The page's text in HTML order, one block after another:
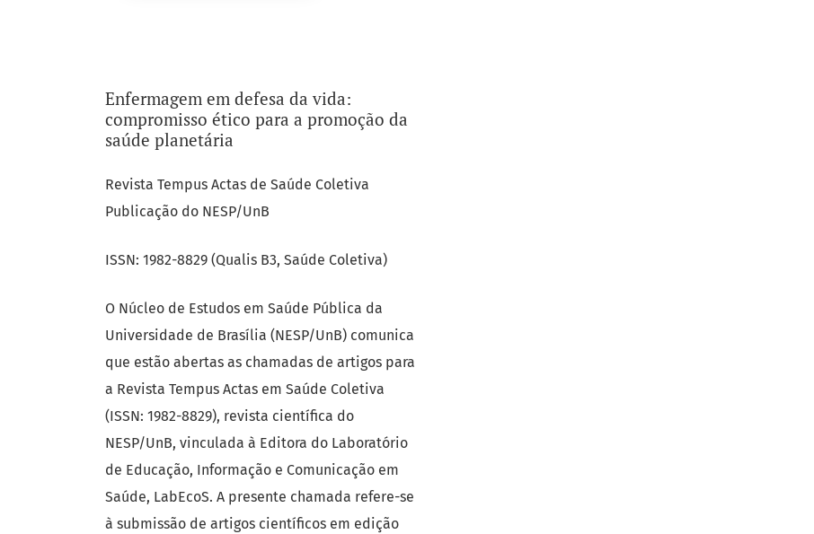
Notícias
Enfermagem em defesa da vida:
compromisso ético para a promoção da
saúde planetária
Revista Tempus Actas de Saúde Coletiva
Publicação do NESP/UnB
ISSN: 1982-8829 (Qualis B3, Saúde Coletiva)
O Núcleo de Estudos em Saúde Pública da
Universidade de Brasília (NESP/UnB) comunica
que estão abertas as chamadas de artigos para
a Revista Tempus Actas em Saúde Coletiva
(ISSN: 1982-8829), revista científica do
NESP/UnB, vinculada à Editora do Laboratório
de Educação, Informação e Comunicação em
Saúde, LabEcoS. A presente chamada refere-se
à submissão de artigos científicos em edição